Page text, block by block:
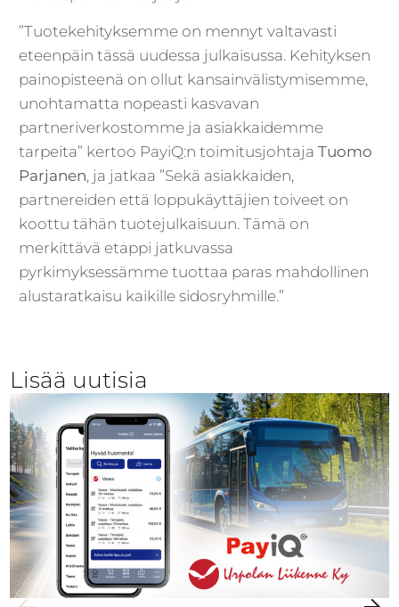
”Tuotekehityksemme on mennyt valtavasti
eteenpäin tässä uudessa julkaisussa. Kehityksen
painopisteenä on ollut kansainvälistymisemme,
unohtamatta nopeasti kasvavan
partneriverkostomme ja asiakkaidemme
tarpeita” kertoo PayiQ:n toimitusjohtaja Tuomo
Parjanen, ja jatkaa ”Sekä asiakkaiden,
partnereiden että loppukäyttäjien toiveet on
koottu tähän tuotejulkaisuun. Tämä on
merkittävä etappi jatkuvassa
pyrkimyksessämme tuottaa paras mahdollinen
alustaratkaisu kaikille sidosryhmille.”
Lisää uutisia